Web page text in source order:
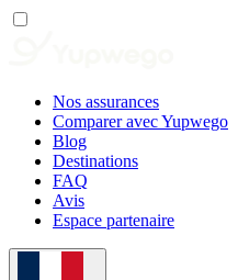
Nos assurances
Comparer avec Yupwego
Blog
Destinations
FAQ
Avis
Espace partenaire